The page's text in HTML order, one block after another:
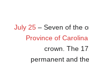
July 25– Seven of the
Province of Carolina
crown. The
permanent and